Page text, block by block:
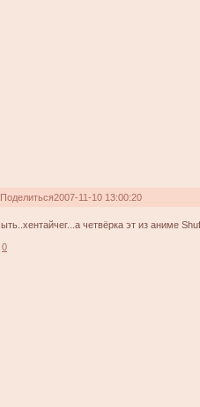
Поделиться2007-11-10 13:00:20
ыть..хентайчег...а четвёрка эт из аниме
0